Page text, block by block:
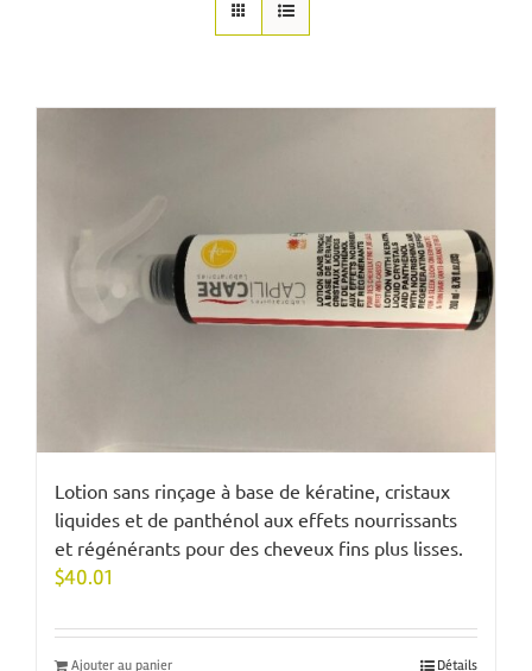
Lotion sans rinçage à base de kératine, cristaux
liquides et de panthénol aux effets nourrissants
et régénérants pour des cheveux fins plus lisses.
$40.01
Ajouter au panier Détails